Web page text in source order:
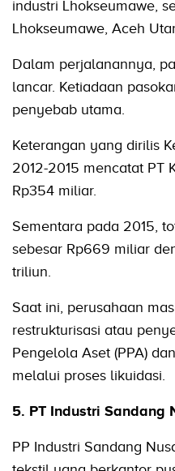
industri Lhokseumawe,
Lhokseumawe, Aceh
Dalam perjalanannya,
lancar. Ketiadaan
penyebab utama.
Keterangan yang dirilis
2012-2015 mencatat PT
Rp354 miliar.
Sementara pada 2015,
sebesar Rp669 miliar
triliun.
Saat ini, perusahaan
restrukturisasi atau
Pengelola Aset (PPA)
melalui proses likuidasi.
5. PT Industri Sandang
PP Industri Sandang